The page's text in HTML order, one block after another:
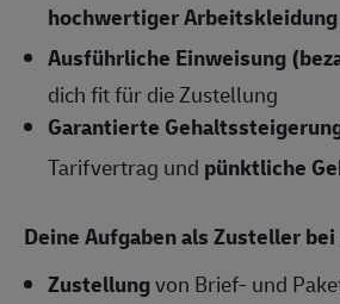
hochwertiger Arbeitskleidung
Ausführliche Einweisung
dich fit für die Zustellung
Garantierte
Tarifvertrag und pünktliche
Deine Aufgaben als Zusteller bei
Zustellungvon Brief- und